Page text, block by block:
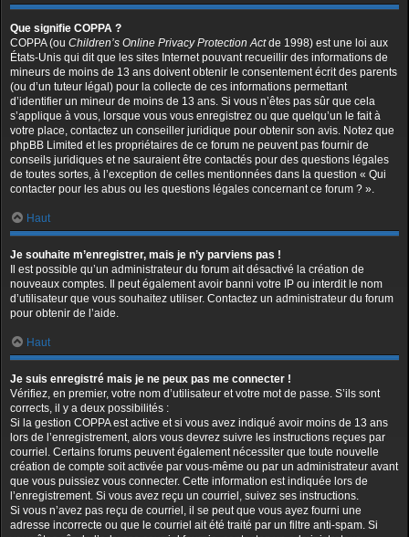
Que signifie COPPA ?
COPPA (ou Children’s Online Privacy Protection Actde 1998) est une loi aux
États-Unis qui dit que les sites Internet pouvant recueillir des informations de
mineurs de moins de 13 ans doivent obtenir le consentement écrit des parents
(ou d’un tuteur légal) pour la collecte de ces informations permettant
d’identifier un mineur de moins de 13 ans. Si vous n’êtes pas sûr que cela
s’applique à vous, lorsque vous vous enregistrez ou que quelqu’un le fait à
votre place, contactez un conseiller juridique pour obtenir son avis. Notez que
phpBB Limited et les propriétaires de ce forum ne peuvent pas fournir de
conseils juridiques et ne sauraient être contactés pour des questions légales
de toutes sortes, à l’exception de celles mentionnées dans la question « Qui
contacter pour les abus ou les questions légales concernant ce forum ? ».
Haut
Je souhaite m’enregistrer, mais je n’y parviens pas !
Il est possible qu’un administrateur du forum ait désactivé la création de
nouveaux comptes. Il peut également avoir banni votre IP ou interdit le nom
d’utilisateur que vous souhaitez utiliser. Contactez un administrateur du forum
pour obtenir de l’aide.
Haut
Je suis enregistré mais je ne peux pas me connecter !
Vérifiez, en premier, votre nom d’utilisateur et votre mot de passe. S’ils sont
corrects, il y a deux possibilités :
Si la gestion COPPA est active et si vous avez indiqué avoir moins de 13 ans
lors de l’enregistrement, alors vous devrez suivre les instructions reçues par
courriel. Certains forums peuvent également nécessiter que toute nouvelle
création de compte soit activée par vous-même ou par un administrateur avant
que vous puissiez vous connecter. Cette information est indiquée lors de
l’enregistrement. Si vous avez reçu un courriel, suivez ses instructions.
Si vous n’avez pas reçu de courriel, il se peut que vous ayez fourni une
adresse incorrecte ou que le courriel ait été traité par un filtre anti-spam. Si